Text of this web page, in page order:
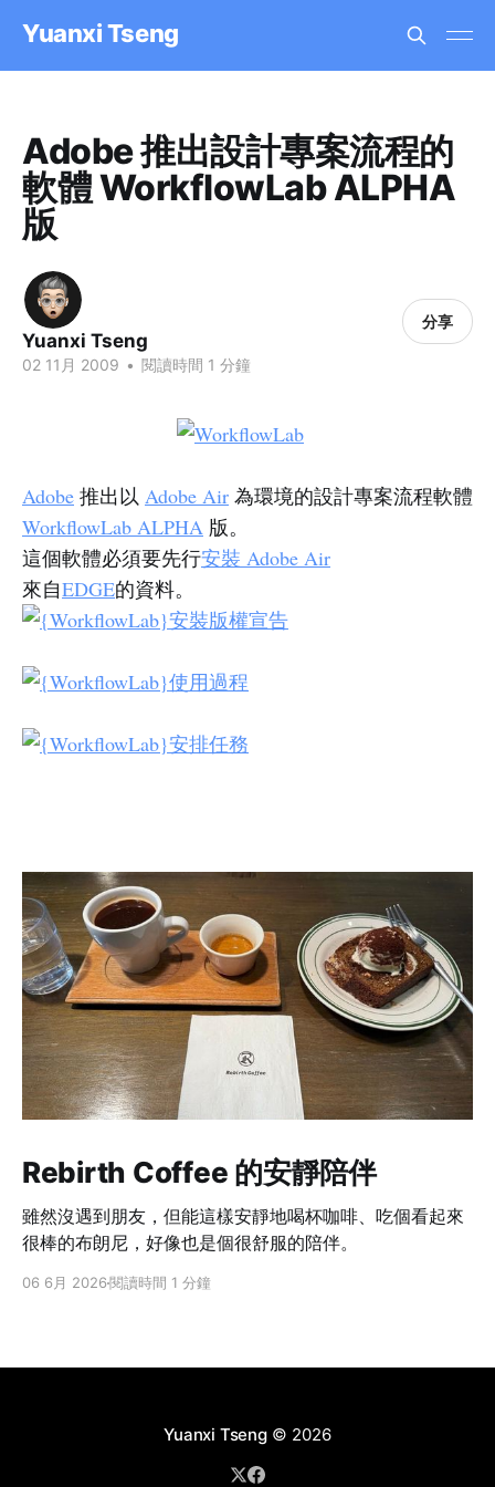
Yuanxi Tseng
Adobe 推出設計專案流程的
軟體 WorkflowLab ALPHA
版
Yuanxi Tseng
02 11月 2009 • 閱讀時間 1 分鐘
分享
Adobe 推出以 Adobe Air 為環境的設計專案流程軟體
WorkflowLab ALPHA 版。
這個軟體必須要先行安裝 Adobe Air
來自EDGE的資料。
Rebirth Coffee 的安靜陪伴
雖然沒遇到朋友，但能這樣安靜地喝杯咖啡、吃個看起來
很棒的布朗尼，好像也是個很舒服的陪伴。
06 6月 2026閱讀時間 1 分鐘
Yuanxi Tseng© 2026